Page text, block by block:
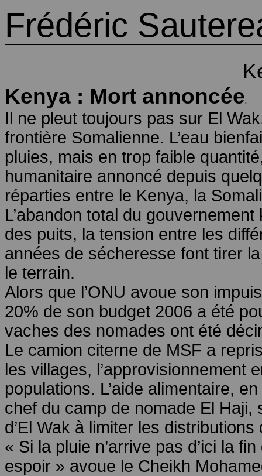
Frédéric
Kenya : Mort annoncée.
Il ne pleut toujours pas sur El
frontière Somalienne. L’eau
pluies, mais en trop faible
humanitaire annoncé depuis
réparties entre le Kenya, la
L’abandon total du
des puits, la tension entre les
années de sécheresse font tirer
le terrain.
Alors que l’ONU avoue son
20% de son budget 2006 a été
vaches des nomades ont été
Le camion citerne de MSF a
les villages, l’approvisionnement
populations. L’aide alimentaire,
chef du camp de nomade El
d’El Wak à limiter les
« Si la pluie n’arrive pas d’ici la
espoir » avoue le Cheikh